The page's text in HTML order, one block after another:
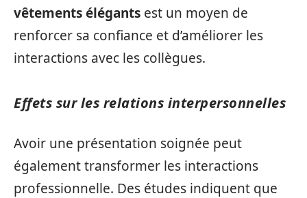
vêtements élégants est un moyen de
renforcer sa confiance et d’améliorer les
interactions avec les collègues.
Effets sur les relations interpersonnelles
Avoir une présentation soignée peut
également transformer les interactions
professionnelle. Des études indiquent que